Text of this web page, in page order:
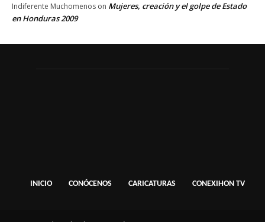
Indiferente Muchomenos on Mujeres, creación y el golpe de Estado
en Honduras 2009
INICIO CONÓCENOS CARICATURAS CONEXIHON TV